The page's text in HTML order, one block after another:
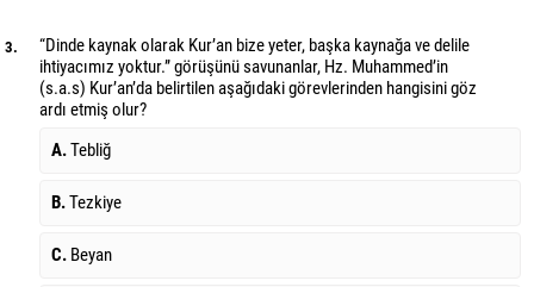
3.
“Dinde kaynak olarak Kur’an bize yeter, başka kaynağa ve delile
ihtiyacımız yoktur.” görüşünü savunanlar, Hz. Muhammed’in
(s.a.s) Kur’an’da belirtilen aşağıdaki görevlerinden hangisini göz
ardı etmiş olur?
A.Tebliğ
B.Tezkiye
C. Beyan